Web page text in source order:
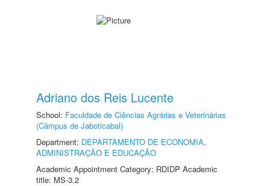
Adriano dos Reis Lucente
School: Faculdade de Ciências Agrárias e Veterinárias
(Câmpus de Jaboticabal)
Department: DEPARTAMENTO DE ECONOMIA,
ADMINISTRAÇÃO E EDUCAÇÃO
Academic Appointment Category: RDIDP Academic
title: MS-3.2